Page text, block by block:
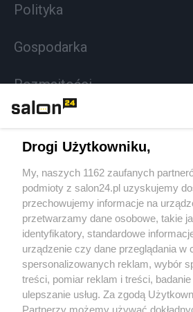
Polityka
Gospodarka
Rozmaitości
Sport
Społeczeństwo
Kultura
X Facebook
Drogi Użytkowniku,
My, naszych 1162 zaufanych
podmioty z salon24.pl uzyskujemy
przechowujemy informacje na
przetwarzamy dane osobowe, takie
identyfikatory, standardowe
urządzenie czy dane przeglądania w
spersonalizowanych reklam, wybór
treści, pomiar reklam i treści,
ulepszanie usług. Za zgodą
Partnerzy możemy używać